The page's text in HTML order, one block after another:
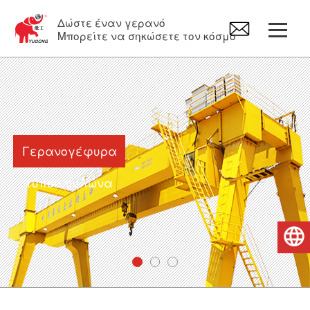
Δώστε έναν γερανό
Μπορείτε να σηκώσετε τον κόσμο
Γερανογέφυρα τύπου πυλώνα
Γερανός εναέριας κυκλοφορίας
περιστρεφόμενος γερανός
Ηλεκτρικό Βαρούλκα
Ανταλλακτικά γερανών
Γερανογέφυρα
τύπου πυλώνα
Ελληνικά